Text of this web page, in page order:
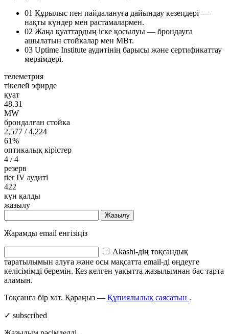
01 Құрылыс пен пайдалануға дайындау кезеңдері —
нақты күндер мен растамалармен.
02 Жаңа қуаттардың іске қосылуы — брондауға
ашылатын стойкалар мен МВт.
03 Uptime Institute аудитінің барысы және сертификаттау
мерзімдері.
телеметрия
тікелей эфирде
қуат
48.31
MW
брондалған стойка
2,577 / 4,224
61%
оптикалық кірістер
4 / 4
резерв
tier IV аудиті
422
күн қалды
жазылу
Жазылу
Жарамды email енгізіңіз
Akashi-дің тоқсандық
таратылымын алуға және осы мақсатта email-ді өңдеуге
келісімімді беремін. Кез келген уақытта жазылымнан бас тарта
аламын.
Тоқсанға бір хат. Қараңыз — Құпиялылық саясатын .
✓ subscribed